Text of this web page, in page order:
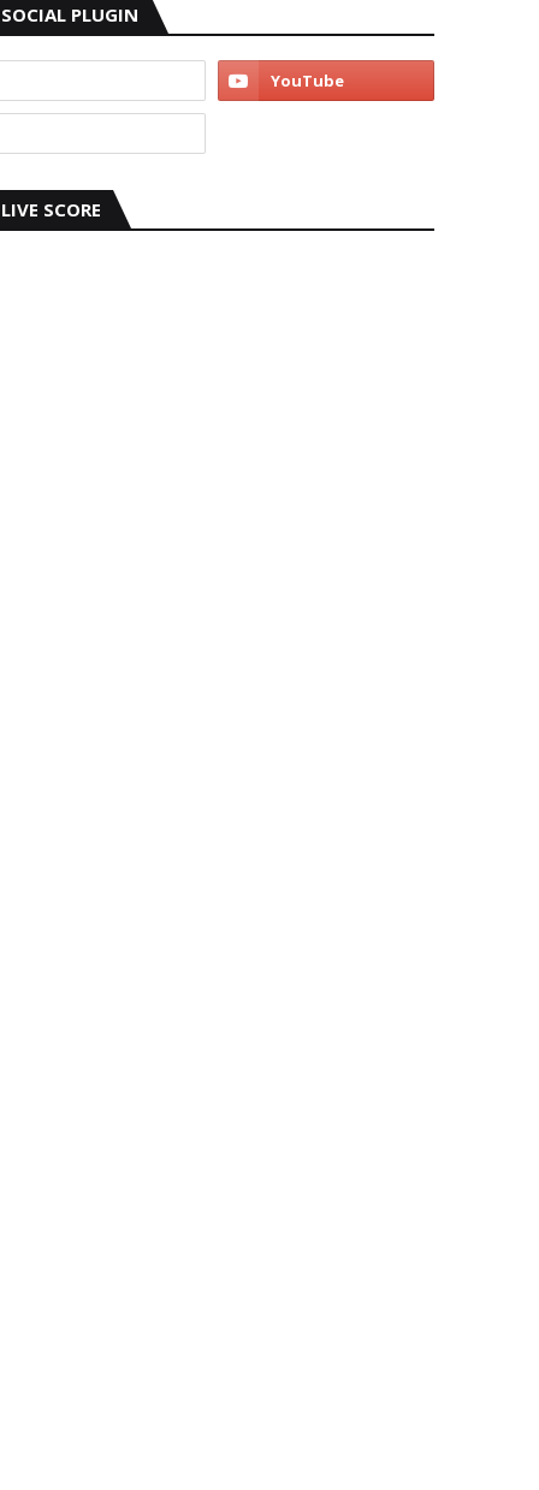
SOCIAL PLUGIN
LIVE SCORE